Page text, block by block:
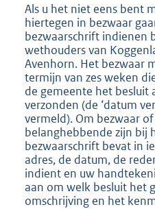
Als u het niet eens bent
hiertegen in bezwaar
bezwaarschrift indienen
wethouders van
Avenhorn. Het bezwaar
termijn van zes weken
de gemeente het besluit
verzonden (de ‘datum
vermeld). Om bezwaar
belanghebbende zijn bij
bezwaarschrift bevat in
adres, de datum, de
indient en uw
aan om welk besluit het
omschrijving en het